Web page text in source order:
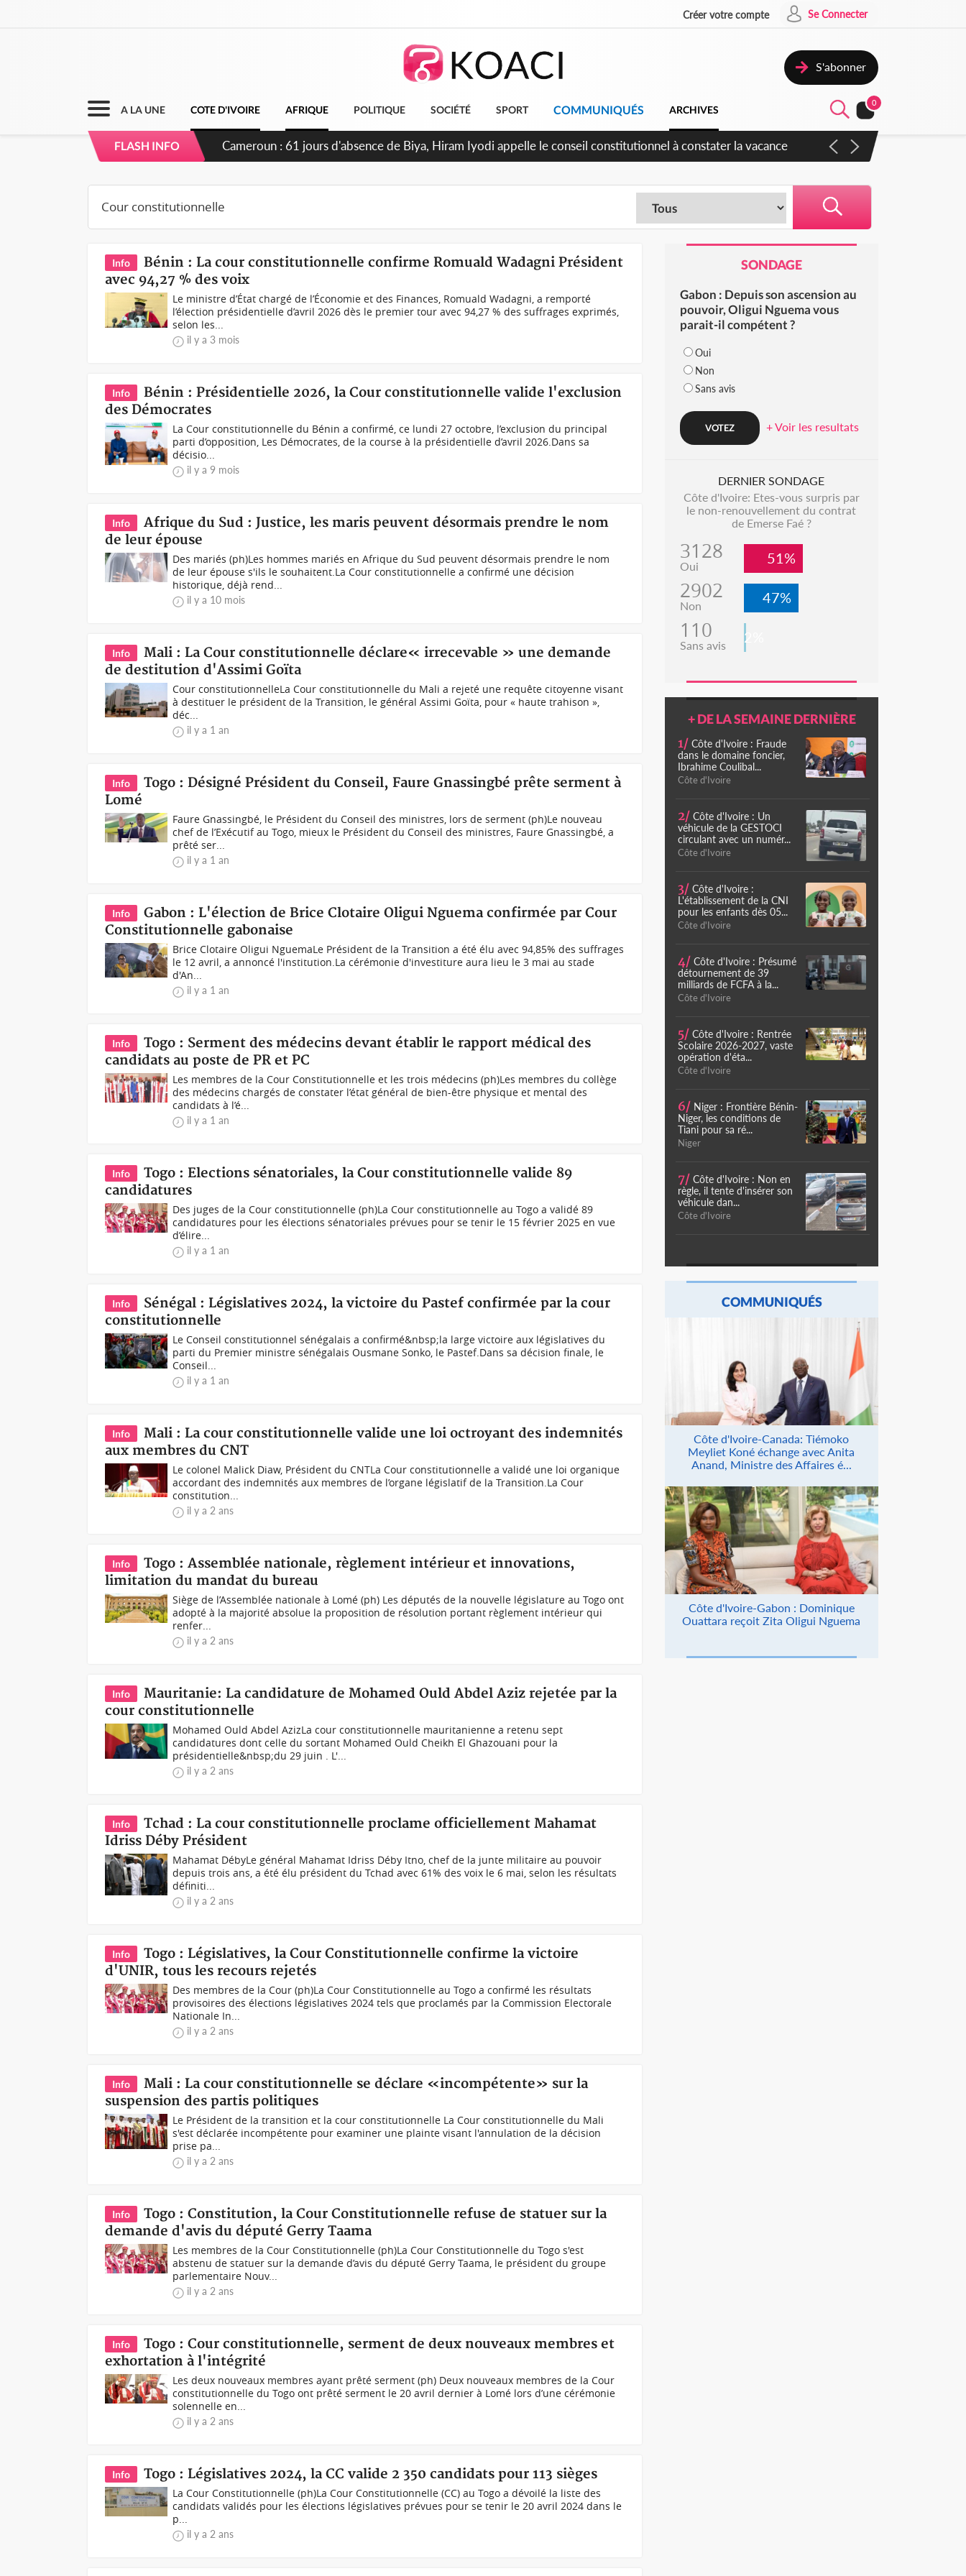
Créer votre compte Se Connecter
S'abonner
A LA UNE COTE D'IVOIRE AFRIQUE POLITIQUE SOCIÉTÉ SPORT COMMUNIQUÉS ARCHIVES
0
FLASH INFO Côte d'Ivoire : Fin de la pagaille au PDCI-RDA, Lessiehi bannit les mouvements sauvages
Info
Bénin : La cour constitutionnelle confirme Romuald Wadagni Président
avec 94,27 % des voix
Le ministre d’État chargé de l’Économie et des Finances, Romuald Wadagni, a remporté
l’élection présidentielle d’avril 2026 dès le premier tour avec 94,27 % des suffrages exprimés,
selon les...
il y a 3 mois
Info
Bénin : Présidentielle 2026, la Cour constitutionnelle valide l'exclusion
des Démocrates
La Cour constitutionnelle du Bénin a confirmé, ce lundi 27 octobre, l’exclusion du principal
parti d’opposition, Les Démocrates, de la course à la présidentielle d’avril 2026.Dans sa
décisio...
il y a 9 mois
Info
Afrique du Sud : Justice, les maris peuvent désormais prendre le nom
de leur épouse
Des mariés (ph)Les hommes mariés en Afrique du Sud peuvent désormais prendre le nom
de leur épouse s'ils le souhaitent.La Cour constitutionnelle a confirmé une décision
historique, déjà rend...
il y a 10 mois
Info
Mali : La Cour constitutionnelle déclare« irrecevable » une demande
de destitution d'Assimi Goïta
Cour constitutionnelleLa Cour constitutionnelle du Mali a rejeté une requête citoyenne visant
à destituer le président de la Transition, le général Assimi Goïta, pour « haute trahison »,
déc...
il y a 1 an
Info
Togo : Désigné Président du Conseil, Faure Gnassingbé prête serment à
Lomé
Faure Gnassingbé, le Président du Conseil des ministres, lors de serment (ph)Le nouveau
chef de l’Exécutif au Togo, mieux le Président du Conseil des ministres, Faure Gnassingbé, a
prêté ser...
il y a 1 an
Info
Gabon : L'élection de Brice Clotaire Oligui Nguema confirmée par Cour
Constitutionnelle gabonaise
Brice Clotaire Oligui NguemaLe Président de la Transition a été élu avec 94,85% des suffrages
le 12 avril, a annoncé l'institution.La cérémonie d'investiture aura lieu le 3 mai au stade
d'An...
il y a 1 an
Info
Togo : Serment des médecins devant établir le rapport médical des
candidats au poste de PR et PC
Les membres de la Cour Constitutionnelle et les trois médecins (ph)Les membres du collège
des médecins chargés de constater l’état général de bien-être physique et mental des
candidats à l’é...
il y a 1 an
Info
Togo : Elections sénatoriales, la Cour constitutionnelle valide 89
candidatures
Des juges de la Cour constitutionnelle (ph)La Cour constitutionnelle au Togo a validé 89
candidatures pour les élections sénatoriales prévues pour se tenir le 15 février 2025 en vue
d’élire...
il y a 1 an
Info
Sénégal : Législatives 2024, la victoire du Pastef confirmée par la cour
constitutionnelle
Le Conseil constitutionnel sénégalais a confirmé&nbsp;la large victoire aux législatives du
parti du Premier ministre sénégalais Ousmane Sonko, le Pastef.Dans sa décision finale, le
Conseil...
il y a 1 an
Info
Mali : La cour constitutionnelle valide une loi octroyant des indemnités
aux membres du CNT
Le colonel Malick Diaw, Président du CNTLa Cour constitutionnelle a validé une loi organique
accordant des indemnités aux membres de l’organe législatif de la Transition.La Cour
constitution...
il y a 2 ans
Info
Togo : Assemblée nationale, règlement intérieur et innovations,
limitation du mandat du bureau
Siège de l’Assemblée nationale à Lomé (ph) Les députés de la nouvelle législature au Togo ont
adopté à la majorité absolue la proposition de résolution portant règlement intérieur qui
renfer...
il y a 2 ans
Info
Mauritanie: La candidature de Mohamed Ould Abdel Aziz rejetée par la
cour constitutionnelle
Mohamed Ould Abdel Aziz La cour constitutionnelle mauritanienne a retenu sept
candidatures dont celle du sortant Mohamed Ould Cheikh El Ghazouani pour la
présidentielle&nbsp;du 29 juin . L'...
il y a 2 ans
Info
Tchad : La cour constitutionnelle proclame officiellement Mahamat
Idriss Déby Président
Mahamat DébyLe général Mahamat Idriss Déby Itno, chef de la junte militaire au pouvoir
depuis trois ans, a été élu président du Tchad avec 61% des voix le 6 mai, selon les résultats
définiti...
il y a 2 ans
Info
Togo : Législatives, la Cour Constitutionnelle confirme la victoire
d'UNIR, tous les recours rejetés
Des membres de la Cour (ph)La Cour Constitutionnelle au Togo a confirmé les résultats
provisoires des élections législatives 2024 tels que proclamés par la Commission Electorale
Nationale In...
il y a 2 ans
Info
Mali : La cour constitutionnelle se déclare «incompétente» sur la
suspension des partis politiques
Le Président de la transition et la cour constitutionnelle La Cour constitutionnelle du Mali
s'est déclarée incompétente pour examiner une plainte visant l'annulation de la décision
prise pa...
il y a 2 ans
Info
Togo : Constitution, la Cour Constitutionnelle refuse de statuer sur la
demande d'avis du député Gerry Taama
Les membres de la Cour Constitutionnelle (ph)La Cour Constitutionnelle du Togo s'est
abstenu de statuer sur la demande d’avis du député Gerry Taama, le président du groupe
parlementaire Nouv...
il y a 2 ans
Info
Togo : Cour constitutionnelle, serment de deux nouveaux membres et
exhortation à l'intégrité
Les deux nouveaux membres ayant prêté serment (ph) Deux nouveaux membres de la Cour
constitutionnelle du Togo ont prêté serment le 20 avril dernier à Lomé lors d’une cérémonie
solennelle en...
il y a 2 ans
Info Togo : Législatives 2024, la CC valide 2 350 candidats pour 113 sièges
La Cour Constitutionnelle (ph)La Cour Constitutionnelle (CC) au Togo a dévoilé la liste des
candidats validés pour les élections législatives prévues pour se tenir le 20 avril 2024 dans le
p...
il y a 2 ans
SONDAGE
Gabon : Depuis son ascension au
pouvoir, Oligui Nguema vous
parait-il compétent ?
Oui
Non
Sans avis
+ Voir les resultats
DERNIER SONDAGE
Côte d'Ivoire: Etes-vous surpris par
le non-renouvellement du contrat
de Emerse Faé ?
3128
Oui 51%
2902
Non 47%
110
Sans avis 2%
+ DE LA SEMAINE DERNIÈRE
1/ Côte d'Ivoire : Fraude
dans le domaine foncier,
Ibrahime Coulibal...
Côte d'Ivoire
2/ Côte d'Ivoire : Un
véhicule de la GESTOCI
circulant avec un numér...
Côte d'Ivoire
3/ Côte d'Ivoire :
L'établissement de la CNI
pour les enfants dès 05...
Côte d'Ivoire
4/ Côte d'Ivoire : Présumé
détournement de 39
milliards de FCFA à la...
Côte d'Ivoire
5/ Côte d'Ivoire : Rentrée
Scolaire 2026-2027, vaste
opération d'éta...
Côte d'Ivoire
6/ Niger : Frontière Bénin-
Niger, les conditions de
Tiani pour sa ré...
Niger
7/ Côte d'Ivoire : Non en
règle, il tente d'insérer son
véhicule dan...
Côte d'Ivoire
COMMUNIQUÉS
Côte d'Ivoire-Canada: Tiémoko
Meyliet Koné échange avec Anita
Anand, Ministre des Affaires é...
Côte d'Ivoire-Gabon : Dominique
Ouattara reçoit Zita Oligui Nguema